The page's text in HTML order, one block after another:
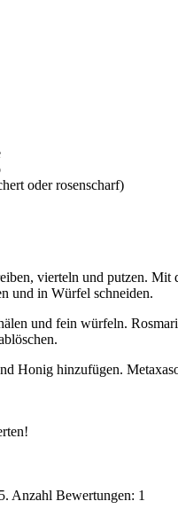
oder rosenscharf)
vierteln und putzen.
und in Würfel schneiden.
und fein würfeln.
Honig hinzufügen.
Anzahl Bewertungen: 1